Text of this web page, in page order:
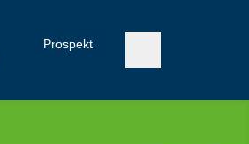
Prospekt